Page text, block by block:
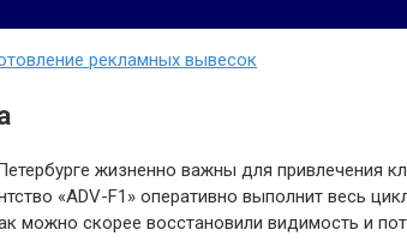
рекламных вывесок
жизненно важны для привлечения
«ADV-F1» оперативно выполнит весь
можно скорее восстановили видимость и